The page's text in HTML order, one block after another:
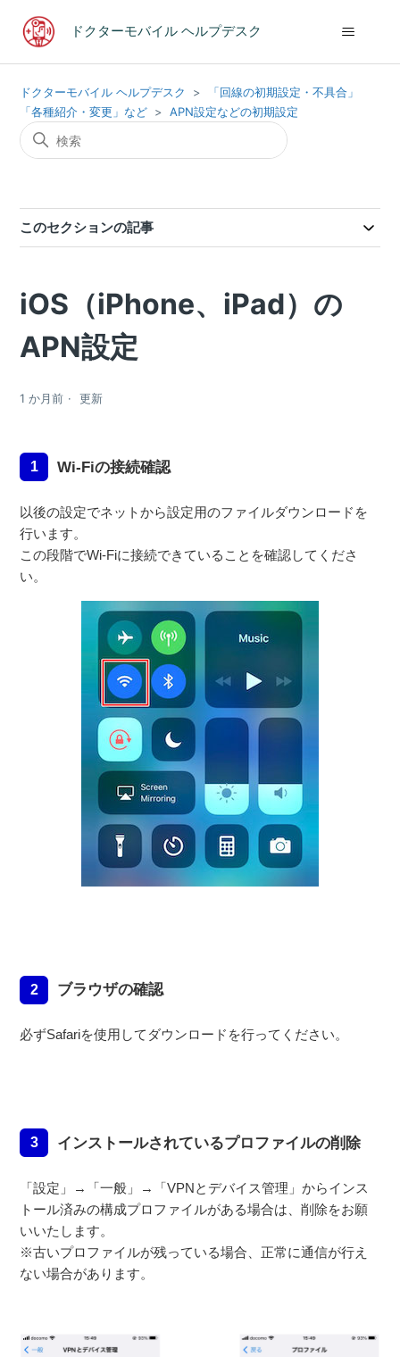
ドクターモバイル ヘルプデスク
ドクターモバイル ヘルプデスク
「回線の初期設定・不具合」
「各種紹介・変更」など
APN設定などの初期設定
このセクションの記事
iOS（iPhone、iPad）の
APN設定
1 か月前 更新
1 Wi-Fiの接続確認
以後の設定でネットから設定用のファイルダウンロードを
行います。
この段階でWi-Fiに接続できていることを確認してくださ
い。
2 ブラウザの確認
必ずSafariを使用してダウンロードを行ってください。
3 インストールされているプロファイルの削除
「設定」→「一般」→「VPNとデバイス管理」からインス
トール済みの構成プロファイルがある場合は、削除をお願
いいたします。
※古いプロファイルが残っている場合、正常に通信が行え
ない場合があります。